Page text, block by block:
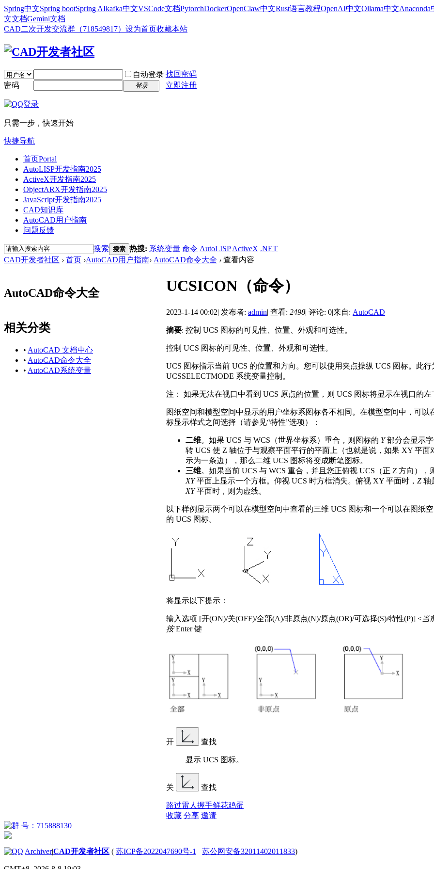
Spring中文Spring bootSpring AIkafka中文VSCode文档PytorchDockerOpenClaw中文Rust语言教程OpenAI中文Ollama中文Anaconda
文文档Gemini文档
CAD二次开发交流群（718549817） 设为首页收藏本站
自动登录 找回密码
密码
登录 立即注册
只需一步，快速开始
快捷导航
首页Portal
AutoLISP开发指南2025
ActiveX开发指南2025
ObjectARX开发指南2025
JavaScript开发指南2025
CAD知识库
AutoCAD用户指南
问题反馈
搜索 搜索 热搜: 系统变量 命令 AutoLISP ActiveX .NET
CAD开发者社区 › 首页 ›AutoCAD用户指南› AutoCAD命令大全 › 查看内容
AutoCAD命令大全
相关分类
• AutoCAD 文档中心
• AutoCAD命令大全
• AutoCAD系统变量
UCSICON（命令）
2023-1-14 00:02| 发布者: admin| 查看: 2498| 评论: 0|来自: AutoCAD
摘要: 控制 UCS 图标的可见性、位置、外观和可选性。
控制 UCS 图标的可见性、位置、外观和可选性。
UCS 图标指示当前 UCS 的位置和方向。您可以使用夹点操纵 UCS 图标。此行
UCSSELECTMODE 系统变量控制。
注： 如果无法在视口中看到 UCS 原点的位置，则 UCS 图标将显示在视口的左
图纸空间和模型空间中显示的用户坐标系图标各不相同。在模型空间中，可以
标显示样式之间选择（请参见“特性”选项）：
二维。如果 UCS 与 WCS（世界坐标系）重合，则图标的 Y部分会显示
转 UCS 使 Z 轴位于与观察平面平行的平面上（也就是说，如果 XY 平面
示为一条边），那么二维 UCS 图标将变成断笔图标。
三维。如果当前 UCS 与 WCS 重合，并且您正俯视 UCS（正 Z 方向），
XY平面上显示一个方框。仰视 UCS 时方框消失。俯视 XY 平面时， Z 轴
XY平面时，则为虚线。
以下样例显示两个可以在模型空间中查看的三维 UCS 图标和一个可以在图纸
的 UCS 图标。
将显示以下提示：
输入选项 [开(ON)/关(OFF)/全部(A)/非原点(N)/原点(OR)/可选择(S)/特性(P)] <当
按Enter 键
开 查找
显示 UCS 图标。
关 查找
路过雷人 握手鲜花鸡蛋
收藏 分享 邀请
|Archiver|CAD开发者社区 ( 苏ICP备2022047690号-1 苏公网安备32011402011833)